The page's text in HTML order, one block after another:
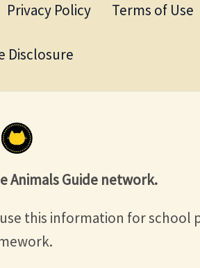
Privacy Policy Terms of Use
Disclosure
Animals Guide network.
this information for school